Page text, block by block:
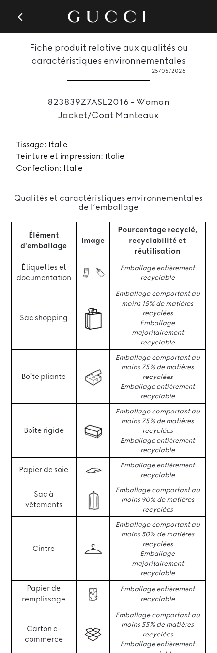
Fiche produit relative aux qualités ou
caractéristiques environnementales
25/05/2026
823839Z7ASL2016 - Woman
Jacket/Coat Manteaux
Tissage: Italie
Teinture et impression: Italie
Confection: Italie
Qualités et caractéristiques environnementales
de l’emballage
Élément
d'emballage
Image
Pourcentage recyclé,
recyclabilité et
réutilisation
Étiquettes et
documentation
Emballage entièrement
recyclable
Sac shopping
Emballage comportant au
moins 15% de matières
recyclées
Emballage
majoritairement
recyclable
Boîte pliante
Emballage comportant au
moins 75% de matières
recyclées
Emballage entièrement
recyclable
Boîte rigide
Emballage comportant au
moins 75% de matières
recyclées
Emballage entièrement
recyclable
Papier de soie
Emballage entièrement
recyclable
Sac à
vêtements
Emballage comportant au
moins 90% de matières
recyclées
Cintre
Emballage comportant au
moins 50% de matières
recyclées
Emballage
majoritairement
recyclable
Papier de
remplissage
Emballage entièrement
recyclable
Carton e-
commerce
Emballage comportant au
moins 55% de matières
recyclées
Emballage entièrement